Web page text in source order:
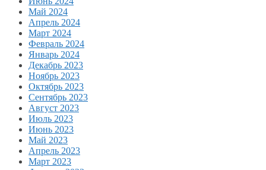
Май 2024
Апрель 2024
Март 2024
Февраль 2024
Январь 2024
Декабрь 2023
Ноябрь 2023
Октябрь 2023
Сентябрь 2023
Август 2023
Июль 2023
Июнь 2023
Май 2023
Апрель 2023
Март 2023